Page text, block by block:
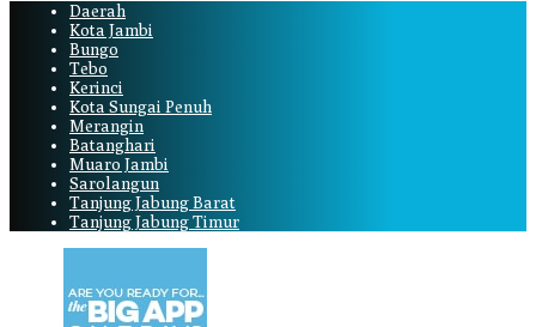
Daerah
Kota Jambi
Bungo
Tebo
Kerinci
Kota Sungai Penuh
Merangin
Batanghari
Muaro Jambi
Sarolangun
Tanjung Jabung Barat
Tanjung Jabung Timur